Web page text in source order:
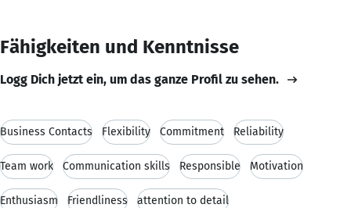
Fähigkeiten und Kenntnisse
Logg Dich jetzt ein, um das ganze Profil zu sehen.
Business Contacts Flexibility Commitment Reliability
Team work Communication skills Responsible Motivation
Enthusiasm Friendliness attention to detail